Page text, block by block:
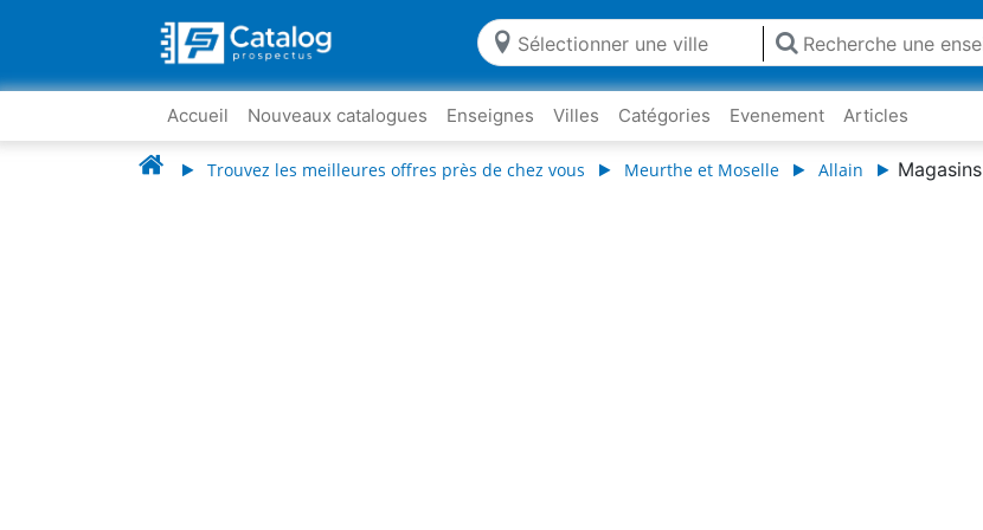
Accueil Nouveaux catalogues Enseignes Villes Catégories Evenement Articles
Trouvez les meilleures offres près de chez vous Meurthe et Moselle Allain Magasins